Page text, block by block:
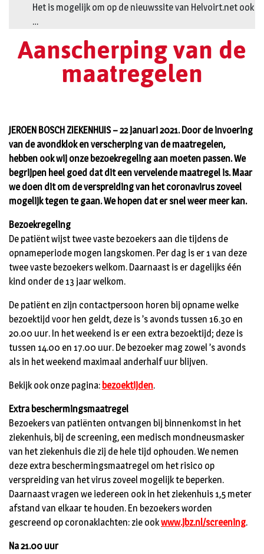
Het is mogelijk om op de nieuwssite van Helvoirt.net ook
…
Aanscherping van de
maatregelen
JEROEN BOSCH ZIEKENHUIS – 22 januari 2021. Door de invoering
van de avondklok en verscherping van de maatregelen,
hebben ook wij onze bezoekregeling aan moeten passen. We
begrijpen heel goed dat dit een vervelende maatregel is. Maar
we doen dit om de verspreiding van het coronavirus zoveel
mogelijk tegen te gaan. We hopen dat er snel weer meer kan.
Bezoekregeling
De patiënt wijst twee vaste bezoekers aan die tijdens de
opnameperiode mogen langskomen. Per dag is er 1 van deze
twee vaste bezoekers welkom. Daarnaast is er dagelijks één
kind onder de 13 jaar welkom.
De patiënt en zijn contactpersoon horen bij opname welke
bezoektijd voor hen geldt, deze is ’s avonds tussen 16.30 en
20.00 uur. In het weekend is er een extra bezoektijd; deze is
tussen 14.00 en 17.00 uur. De bezoeker mag zowel ’s avonds
als in het weekend maximaal anderhalf uur blijven.
Bekijk ook onze pagina: bezoektijden.
Extra beschermingsmaatregel
Bezoekers van patiënten ontvangen bij binnenkomst in het
ziekenhuis, bij de screening, een medisch mondneusmasker
van het ziekenhuis die zij de hele tijd ophouden. We nemen
deze extra beschermingsmaatregel om het risico op
verspreiding van het virus zoveel mogelijk te beperken.
Daarnaast vragen we iedereen ook in het ziekenhuis 1,5 meter
afstand van elkaar te houden. En bezoekers worden
gescreend op coronaklachten: zie ookwww.jbz.nl/screening.
Na 21.00 uur